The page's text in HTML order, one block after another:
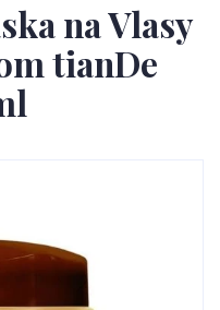
na Vlasy
tianDe